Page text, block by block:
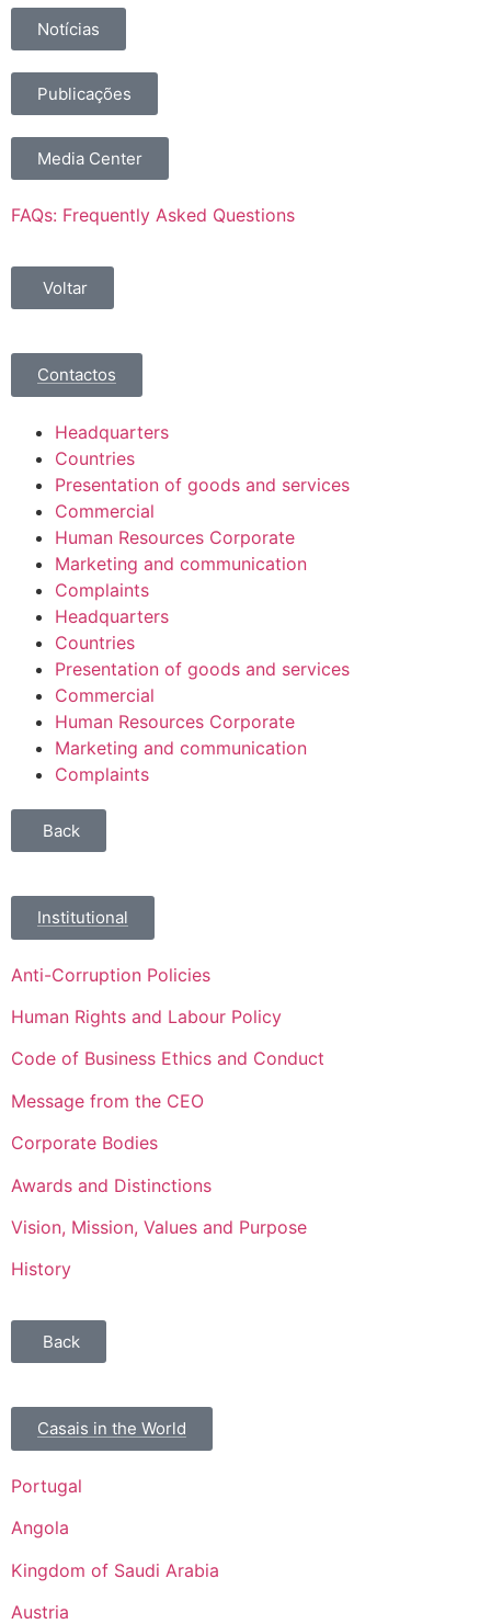
Notícias
Publicações
Media Center
FAQs: Frequently Asked Questions
Voltar
Contactos
Headquarters
Countries
Presentation of goods and services
Commercial
Human Resources Corporate
Marketing and communication
Complaints
Headquarters
Countries
Presentation of goods and services
Commercial
Human Resources Corporate
Marketing and communication
Complaints
Back
Institutional
Anti-Corruption Policies
Human Rights and Labour Policy
Code of Business Ethics and Conduct
Message from the CEO
Corporate Bodies
Awards and Distinctions
Vision, Mission, Values and Purpose
History
Back
Casais in the World
Portugal
Angola
Kingdom of Saudi Arabia
Austria